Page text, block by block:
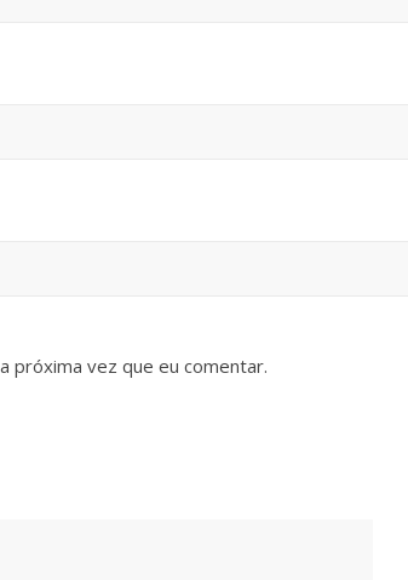
próxima vez que eu comentar.